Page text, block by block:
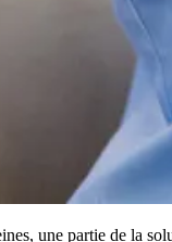
une partie de la